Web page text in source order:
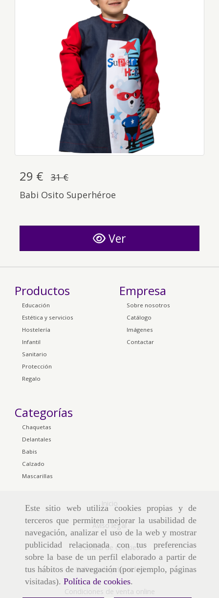
Este sitio web utiliza cookies propias y de
terceros que permiten mejorar la usabilidad de
navegación, analizar el uso de la web y mostrar
publicidad relacionada con tus preferencias
sobre la base de un perfil elaborado a partir de
tus hábitos de navegación (por ejemplo, páginas
visitadas). Política de cookies.
29 €
31 €
Babi Osito Superhéroe
Ver
Productos
Educación
Estética y servicios
Hostelería
Infantil
Sanitario
Protección
Regalo
Empresa
Sobre nosotros
Catálogo
Imágenes
Contactar
Categorías
Chaquetas
Delantales
Babis
Calzado
Mascarillas
Inicio
Aviso legal
Política de cookies
Política de privacidad
Condiciones de venta online